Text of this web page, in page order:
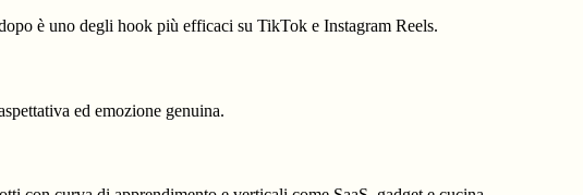
è uno degli hook più efficaci su TikTok e Instagram Reels.
ed emozione genuina.